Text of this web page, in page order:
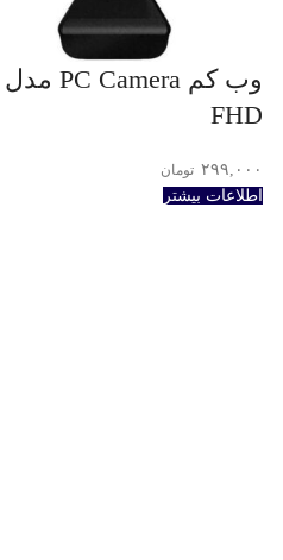
وب کم PC Camera مدل
FHD
۲۹۹,۰۰۰ تومان
اطلاعات بیشتر